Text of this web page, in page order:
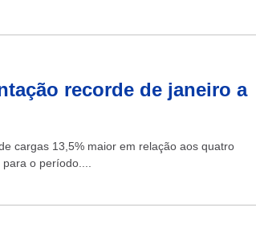
recorde de janeiro a
cargas 13,5% maior em relação aos quatro
o período....